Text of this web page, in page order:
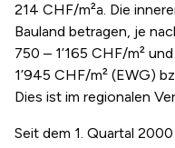
214 CHF/m²a. Die
Bauland betragen, je
750 – 1’165 CHF/m²
1’945 CHF/m² (EWG)
Dies ist im regionalen
Seit dem 1. Quartal